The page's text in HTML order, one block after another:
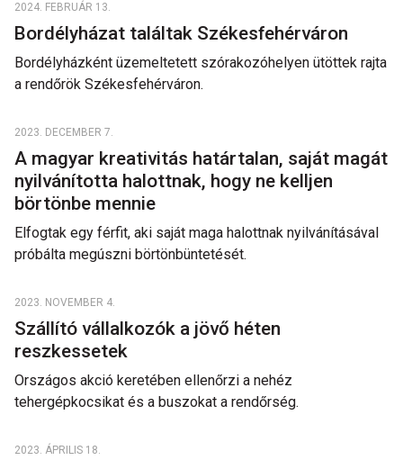
2024. FEBRUÁR 13.
Bordélyházat találtak Székesfehérváron
Bordélyházként üzemeltetett szórakozóhelyen ütöttek rajta
a rendőrök Székesfehérváron.
2023. DECEMBER 7.
A magyar kreativitás határtalan, saját magát
nyilvánította halottnak, hogy ne kelljen
börtönbe mennie
Elfogtak egy férfit, aki saját maga halottnak nyilvánításával
próbálta megúszni börtönbüntetését.
2023. NOVEMBER 4.
Szállító vállalkozók a jövő héten
reszkessetek
Országos akció keretében ellenőrzi a nehéz
tehergépkocsikat és a buszokat a rendőrség.
2023. ÁPRILIS 18.